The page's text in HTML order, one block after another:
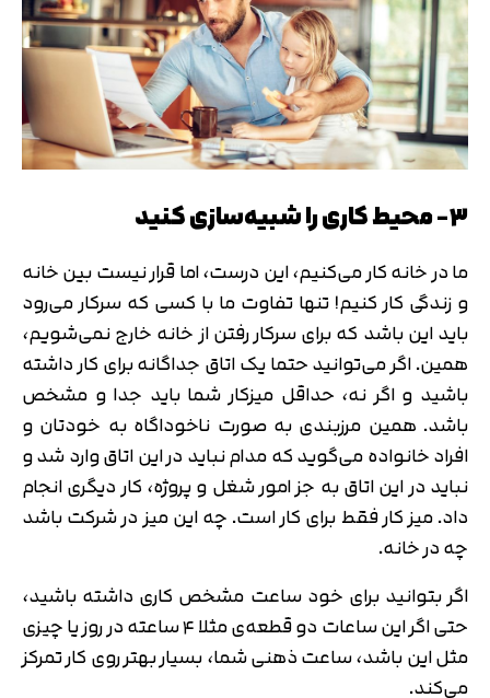
۳- محیط کاری را شبیه‌سازی کنید
ما در خانه کار می‌کنیم، این درست، اما قرار نیست بین خانه
و زندگی کار کنیم! تنها تفاوت ما با کسی که سرکار می‌رود
باید این باشد که برای سرکار رفتن از خانه خارج نمی‌شویم،
همین. اگر می‌توانید حتما یک اتاق جداگانه برای کار داشته
باشید و اگر نه، حداقل میزکار شما باید جدا و مشخص
باشد. همین مرزبندی به صورت ناخوداگاه به خودتان و
افراد خانواده می‌گوید که مدام نباید در این اتاق وارد شد و
نباید در این اتاق به جز امور شغل و پروژه، کار دیگری انجام
داد. میز کار فقط برای کار است. چه این میز در شرکت باشد
چه در خانه.
اگر بتوانید برای خود ساعت مشخص کاری داشته باشید،
حتی اگر این ساعات دو قطعه‌ی مثلا ۴ ساعته در روز یا چیزی
مثل این باشد، ساعت ذهنی شما، بسیار بهتر روی کار تمرکز
می‌کند.